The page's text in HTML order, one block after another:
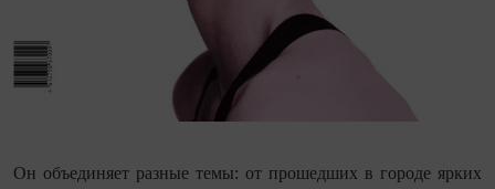
Он объединяет разные темы: от прошедших в городе ярких